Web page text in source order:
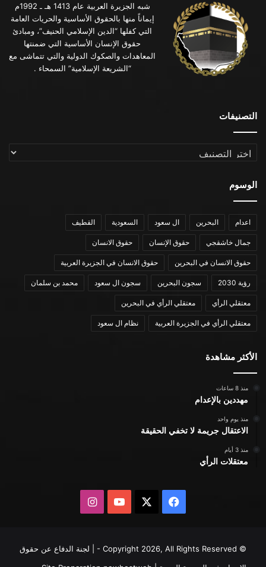
شبه الجزيرة العربية عام 1413 هـ ـ 1992م
إيماناً منها بالحقوق الأساسية والحريات العامة
التي كفلها “الدين الإسلامي الحنيف”، ومبادئ
حقوق الإنسان الأساسية التي ضمنتها
المعاهدات والصكوك الدولية والتي تتماشى مع
“الشريعة الإسلامية” السمحاء .
التصنيفات
التصنيفات
الوسوم
اعدام البحرين ال سعود السعودية القطيف
جمال خاشقجي حقوق الإنسان حقوق الانسان
حقوق الانسان في البحرين حقوق الانسان في الجزيرة العربية
رؤية 2030 سجون البحرين سجون ال سعود محمد بن سلمان
معتقلي الرأي معتقلي الرأي في البحرين
معتقلي الرأي في الجزيرة العربية نظام ال سعود
الأكثر مشاهدة
منذ 8 ساعات
مهددين بالإعدام
منذ يوم واحد
الاعتقال جريمة لا تخفي الحقيقة
منذ 3 أيام
معتقلات الرأي
فيسبوك يوتيوبانستقرام
© Copyright 2026, All Rights Reserved - | لجنة الدفاع عن حقوق